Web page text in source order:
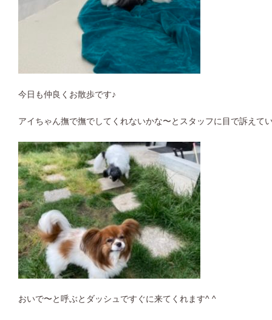
今日も仲良くお散歩です♪
アイちゃん撫で撫でしてくれないかな〜とスタッフに目で訴えて
おいで〜と呼ぶとダッシュですぐに来てくれます^ ^